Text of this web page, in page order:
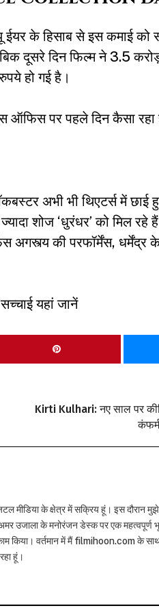
के हिसाब से इस कमाई को
दूसरे दिन फिल्म ने 3.5
हो गई है।
पर पहले दिन कैसा रहा
अभी भी थिएटर्स में छाई
शोज ‘धुरंधर’ को मिल रहे
अगस्त्य की परफॉर्मेंस,
यहां जानें
Kirti Kulhari: नए साल पर
मीडिया के क्षेत्र में सक्रिय हूं। इस दौरान
उजाला के मनोरंजन डेस्क पर एक महत्वपूर्ण
किया। वर्तमान में मैं filmihoon.com के
हूं।